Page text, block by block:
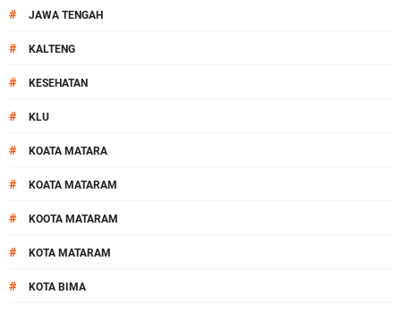
# JAWA TENGAH
# KALTENG
# KESEHATAN
# KLU
# KOATA MATARA
# KOATA MATARAM
# KOOTA MATARAM
# KOTA MATARAM
# KOTA BIMA